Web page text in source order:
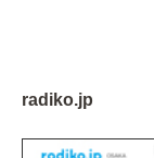
radiko.jp